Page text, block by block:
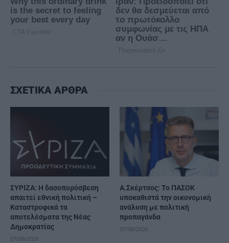
ΣΧΕΤΙΚΑ ΑΡΘΡΑ
ΣΥΡΙΖΑ: Η δασοπυρόσβεση
απαιτεί εθνική πολιτική –
Καταστροφικά τα
αποτελέσματα της Νέας
Δημοκρατίας
07/08/2026
Α.Σκέρτσος: Το ΠΑΣΟΚ
υποκαθιστά την οικονομική
ανάλυση με πολιτική
προπαγάνδα
07/08/2026